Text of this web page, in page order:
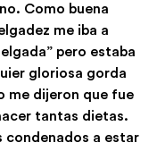
Como buena
me iba a
pero estaba
gloriosa gorda
me dijeron que fue
tantas dietas.
condenados a estar